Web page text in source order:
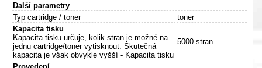
Další parametry
Typ cartridge / toner
toner
Kapacita tisku
Kapacita tisku určuje, kolik stran je možné na
jednu cartridge/toner vytisknout. Skutečná
kapacita je však obvykle vyšší - Kapacita tisku
5000 stran